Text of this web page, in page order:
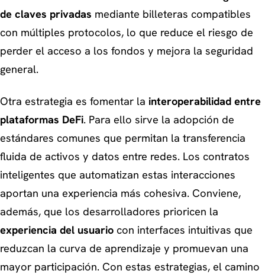
de claves privadas mediante billeteras compatibles
con múltiples protocolos, lo que reduce el riesgo de
perder el acceso a los fondos y mejora la seguridad
general.
Otra estrategia es fomentar la interoperabilidad entre
plataformas DeFi. Para ello sirve la adopción de
estándares comunes que permitan la transferencia
fluida de activos y datos entre redes. Los contratos
inteligentes que automatizan estas interacciones
aportan una experiencia más cohesiva. Conviene,
además, que los desarrolladores prioricen la
experiencia del usuario con interfaces intuitivas que
reduzcan la curva de aprendizaje y promuevan una
mayor participación. Con estas estrategias, el camino